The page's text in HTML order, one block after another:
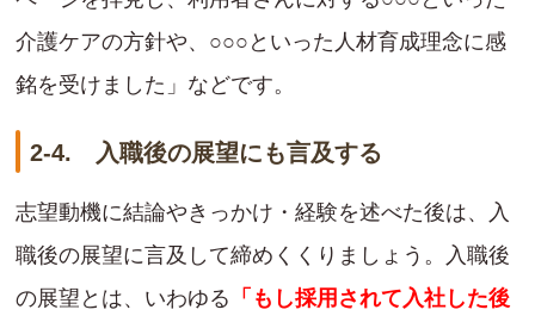
介護ケアの方針や、○○○といった人材育成理念に感
銘を受けました」などです。
2-4. 入職後の展望にも言及する
志望動機に結論やきっかけ・経験を述べた後は、入
職後の展望に言及して締めくくりましょう。入職後
の展望とは、いわゆる 「もし採用されて入社した後